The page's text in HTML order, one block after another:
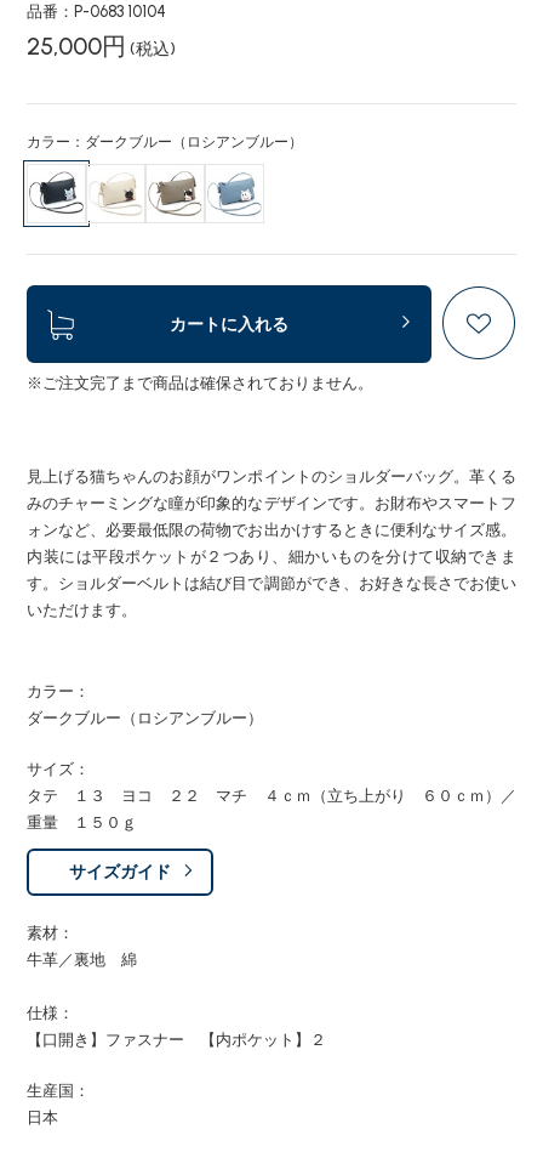
品番：P-0683 10104
25,000円 (税込)
カラー：ダークブルー（ロシアンブルー）
カートに入れる
※ご注文完了まで商品は確保されておりません。
見上げる猫ちゃんのお顔がワンポイントのショルダーバッグ。革くる
みのチャーミングな瞳が印象的なデザインです。お財布やスマートフ
ォンなど、必要最低限の荷物でお出かけするときに便利なサイズ感。
内装には平段ポケットが２つあり、細かいものを分けて収納できま
す。ショルダーベルトは結び目で調節ができ、お好きな長さでお使い
いただけます。
カラー：
ダークブルー（ロシアンブルー）
サイズ：
タテ １３ ヨコ ２２ マチ ４ｃｍ（立ち上がり ６０ｃｍ）／
重量 １５０ｇ
サイズガイド
素材：
牛革／裏地 綿
仕様：
【口開き】ファスナー 【内ポケット】２
生産国：
日本